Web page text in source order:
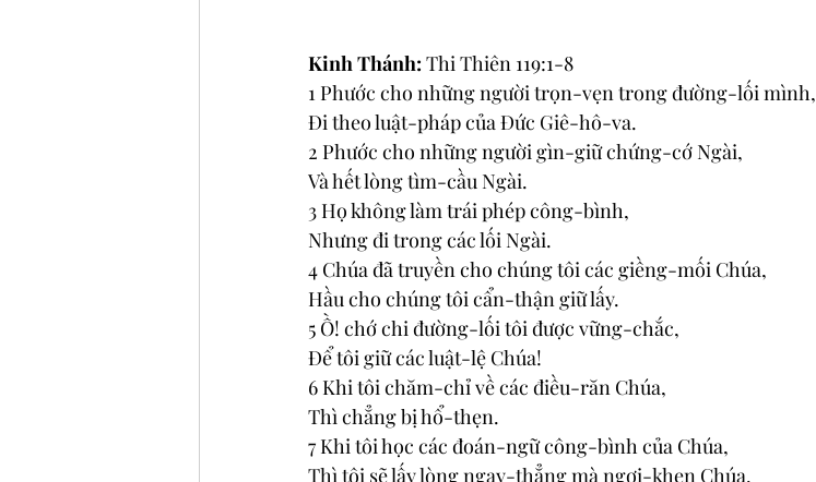
Kinh Thánh: Thi Thiên 119:1-8
1 Phước cho những người trọn-vẹn trong đường-lối mình,
Đi theo luật-pháp của Đức Giê-hô-va.
2 Phước cho những người gìn-giữ chứng-cớ Ngài,
Và hết lòng tìm-cầu Ngài.
3 Họ không làm trái phép công-bình,
Nhưng đi trong các lối Ngài.
4 Chúa đã truyền cho chúng tôi các giềng-mối Chúa,
Hầu cho chúng tôi cẩn-thận giữ lấy.
5 Ồ! chớ chi đường-lối tôi được vững-chắc,
Để tôi giữ các luật-lệ Chúa!
6 Khi tôi chăm-chỉ về các điều-răn Chúa,
Thì chẳng bị hổ-thẹn.
7 Khi tôi học các đoán-ngữ công-bình của Chúa,
Thì tôi sẽ lấy lòng ngay-thẳng mà ngợi-khen Chúa.